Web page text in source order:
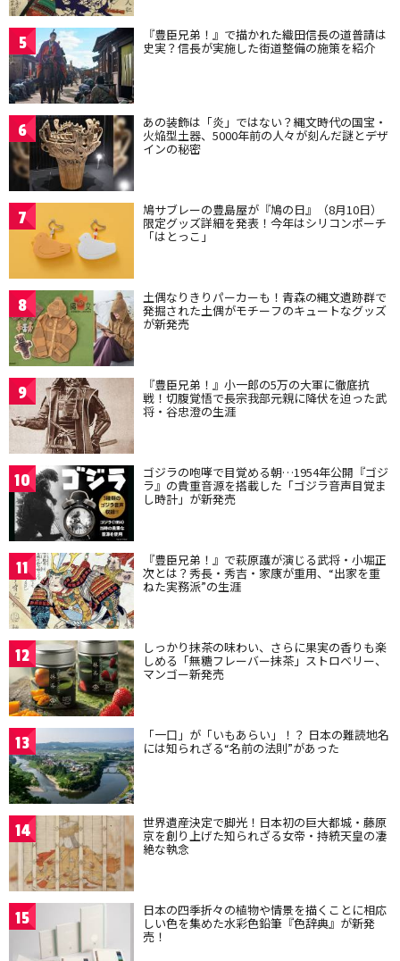
5 『豊臣兄弟！』で描かれた織田信長の道普請は
史実？信長が実施した街道整備の施策を紹介
6 あの装飾は「炎」ではない？縄文時代の国宝・
火焔型土器、5000年前の人々が刻んだ謎とデザ
インの秘密
7 鳩サブレーの豊島屋が『鳩の日』（8月10日）
限定グッズ詳細を発表！今年はシリコンポーチ
「はとっこ」
8 土偶なりきりパーカーも！青森の縄文遺跡群で
発掘された土偶がモチーフのキュートなグッズ
が新発売
9 『豊臣兄弟！』小一郎の5万の大軍に徹底抗
戦！切腹覚悟で長宗我部元親に降伏を迫った武
将・谷忠澄の生涯
10 ゴジラの咆哮で目覚める朝…1954年公開『ゴジ
ラ』の貴重音源を搭載した「ゴジラ音声目覚ま
し時計」が新発売
11 『豊臣兄弟！』で萩原護が演じる武将・小堀正
次とは？秀長・秀吉・家康が重用、“出家を重
ねた実務派”の生涯
12 しっかり抹茶の味わい、さらに果実の香りも楽
しめる「無糖フレーバー抹茶」ストロベリー、
マンゴー新発売
13 「一口」が「いもあらい」！？ 日本の難読地名
には知られざる“名前の法則”があった
14 世界遺産決定で脚光！日本初の巨大都城・藤原
京を創り上げた知られざる女帝・持統天皇の凄
絶な執念
15 日本の四季折々の植物や情景を描くことに相応
しい色を集めた水彩色鉛筆『色辞典』が新発
売！